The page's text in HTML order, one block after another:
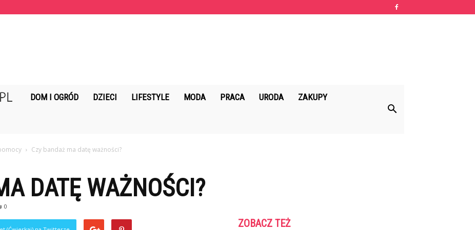
KopalniaMarzen.pl
DOM I OGRÓD DZIECI LIFESTYLE MODA PRACA URODA ZAKUPY
Czy bandaż ma datę ważności?
DATĘ WAŻNOŚCI?
0
ZOBACZ TEŻ